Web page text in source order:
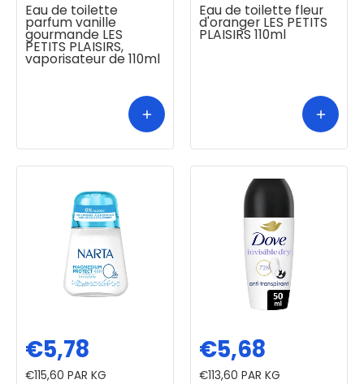
Eau de toilette
parfum vanille
gourmande LES
PETITS PLAISIRS,
vaporisateur de 110ml
Eau de toilette fleur
d'oranger LES PETITS
PLAISIRS 110ml
€5,78
€115,60 PAR KG
€5,68
€113,60 PAR KG